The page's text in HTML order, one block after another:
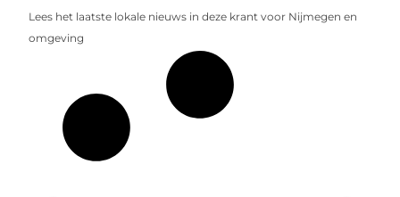
Lees het laatste lokale nieuws in deze krant voor Nijmegen en
omgeving